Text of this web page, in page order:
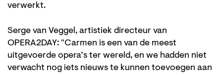
verwerkt.
Serge van Veggel, artistiek directeur van
OPERA2DAY: "Carmen is een van de meest
uitgevoerde opera’s ter wereld, en we hadden niet
verwacht nog iets nieuws te kunnen toevoegen aan